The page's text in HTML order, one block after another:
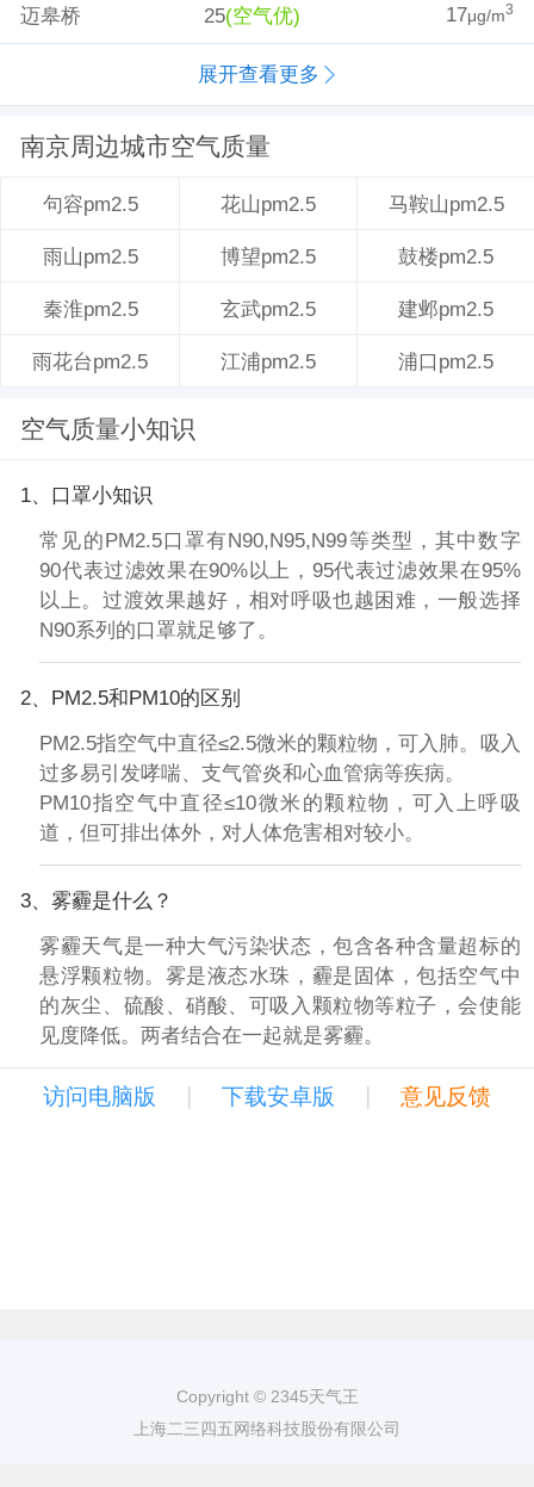
迈皋桥 25(空气优) 17μg/m3
展开查看更多
南京周边城市空气质量
句容pm2.5 花山pm2.5 马鞍山pm2.5
雨山pm2.5 博望pm2.5 鼓楼pm2.5
秦淮pm2.5 玄武pm2.5 建邺pm2.5
雨花台pm2.5 江浦pm2.5 浦口pm2.5
空气质量小知识
1、口罩小知识
常见的PM2.5口罩有N90,N95,N99等类型，其中数字
90代表过滤效果在90%以上，95代表过滤效果在95%
以上。过渡效果越好，相对呼吸也越困难，一般选择
N90系列的口罩就足够了。
2、PM2.5和PM10的区别
PM2.5指空气中直径≤2.5微米的颗粒物，可入肺。吸入
过多易引发哮喘、支气管炎和心血管病等疾病。
PM10指空气中直径≤10微米的颗粒物，可入上呼吸
道，但可排出体外，对人体危害相对较小。
3、雾霾是什么？
雾霾天气是一种大气污染状态，包含各种含量超标的
悬浮颗粒物。雾是液态水珠，霾是固体，包括空气中
的灰尘、硫酸、硝酸、可吸入颗粒物等粒子，会使能
见度降低。两者结合在一起就是雾霾。
访问电脑版 | 下载安卓版 | 意见反馈
Copyright © 2345天气王
上海二三四五网络科技股份有限公司